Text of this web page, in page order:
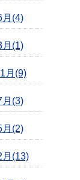
月(4)
月(1)
月(9)
月(3)
月(2)
月(13)